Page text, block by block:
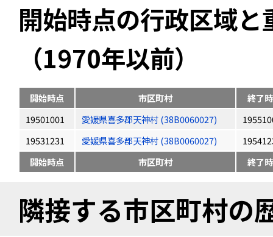
開始時点の行政区域
（1970年以前）
開始時点 市区町村
終了
19501001
愛媛県喜多郡天神村 (38B0060027)
19531231
愛媛県喜多郡天神村 (38B0060027)
開始時点
市区町村 終了
隣接する市区町村の